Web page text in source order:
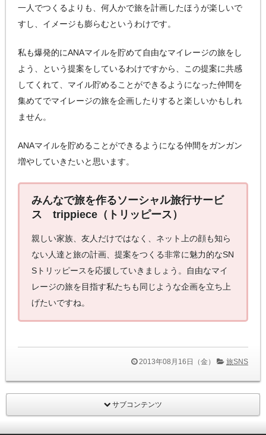
一人でつくるよりも、何人かで旅を計画したほうが楽しいで
すし、イメージも膨らむというわけです。
私も爆発的にANAマイルを貯めて自由なマイレージの旅をし
よう、という提案をしているわけですから、この提案に共感
してくれて、マイル貯めることができるようになった仲間を
集めてでマイレージの旅を企画したりすると楽しいかもしれ
ません。
ANAマイルを貯めることができるようになる仲間をガンガン
増やしていきたいと思います。
みんなで旅を作るソーシャル旅行サービ
ス trippiece（トリッピース）
親しい家族、友人だけではなく、ネット上の顔も知ら
ない人達と旅の計画、提案をつくる非常に魅力的なSN
Sトリッピースを応援していきましょう。自由なマイ
レージの旅を目指す私たちも同じような企画を立ち上
げたいですね。
2013年08月16日（金） 旅SNS
サブコンテンツ